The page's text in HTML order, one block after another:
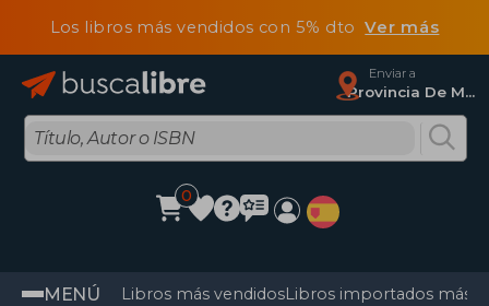
Los libros más vendidos con 5% dtoVer más
Enviar a
Provincia De Madrid
0
MENÚ Libros más vendidosLibros importados más